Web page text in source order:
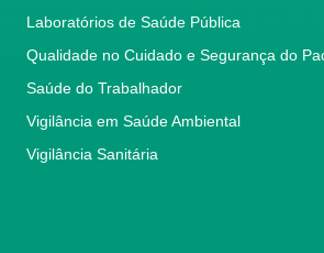
Laboratórios de Saúde Pública
Qualidade no Cuidado e Segurança do
Saúde do Trabalhador
Vigilância em Saúde Ambiental
Vigilância Sanitária